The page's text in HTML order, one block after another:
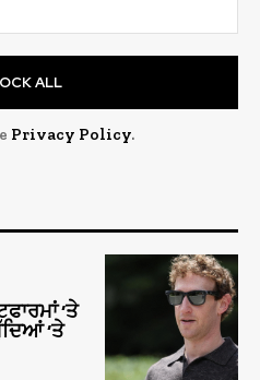
ALL
Privacy Policy.
‘ਤੇ
‘ਤੇ